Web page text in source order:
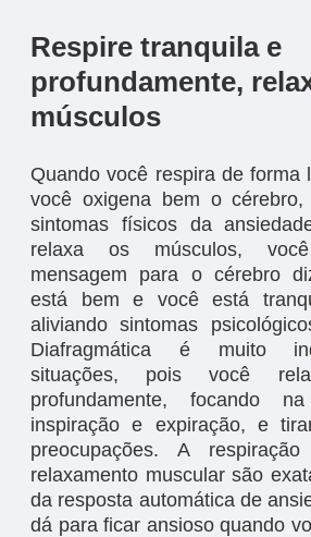
Respire tranquila e
profundamente,
músculos
Quando você respira de forma
você oxigena bem o cérebro,
sintomas físicos da
relaxa os músculos,
mensagem para o cérebro
está bem e você está
aliviando sintomas
Diafragmática é muito
situações, pois você
profundamente, focando
inspiração e expiração, e
preocupações. A
relaxamento muscular são
da resposta automática de
dá para ficar ansioso quando